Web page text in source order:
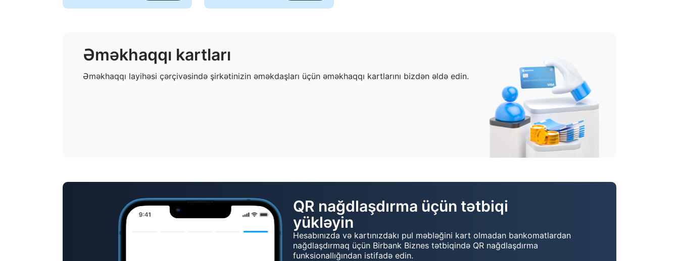
Əməkhaqqı kartları
Əməkhaqqı layihəsi çərçivəsində şirkətinizin əməkdaşları üçün əməkhaqqı kartlarını bizdən əldə edin.
QR nağdlaşdırma üçün tətbiqi
yükləyin
Hesabınızda və kartınızdakı pul məbləğini kart olmadan bankomatlardan
nağdlaşdırmaq üçün Birbank Biznes tətbiqində QR nağdlaşdırma
funksionallığından istifadə edin.